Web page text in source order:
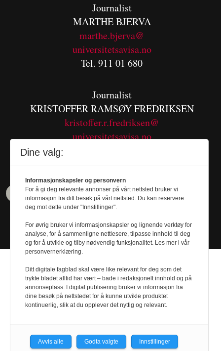
Journalist
MARTHE BJERVA
marthe.bjerva@
universitetsavisa.no
Tel. 911 01 680
Journalist
KRISTOFFER RAMSØY FREDRIKSEN
kristoffer.r.fredriksen@
universitetsavisa.no
Design byNordström Design- Powered by
Dine valg:
Informasjonskapsler og personvern
For å gi deg relevante annonser på vårt nettsted bruker vi
informasjon fra ditt besøk på vårt nettsted. Du kan reservere
deg mot dette under "Innstillinger".
For øvrig bruker vi informasjonskapsler og lignende verktøy for
analyse, for å sammenligne nettlesere, tilpasse innhold til deg
og for å utvikle og tilby nødvendig funksjonalitet. Les mer i vår
personvernerklæring.
Ditt digitale fagblad skal være like relevant for deg som det
trykte bladet alltid har vært – bade i redaksjonelt innhold og på
annonseplass. I digital publisering bruker vi informasjon fra
dine besøk på nettstedet for å kunne utvikle produktet
kontinuerlig, slik at du opplever det nyttig og relevant.
Avvis alle Godta valgte Innstillinger